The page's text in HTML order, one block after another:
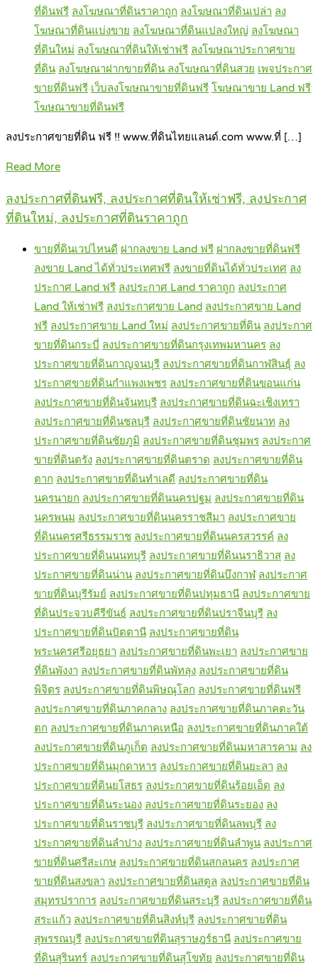
ที่ดินฟรี ลงโฆษณาที่ดินราคาถูก ลงโฆษณาที่ดินเปล่า ลง
โฆษณาที่ดินแบ่งขาย ลงโฆษณาที่ดินแปลงใหญ่ ลงโฆษณา
ที่ดินใหม่ ลงโฆษณาที่ดินให้เช่าฟรี ลงโฆษณาประกาศขาย
ที่ดิน ลงโฆษณาฝากขายที่ดิน ลงโฆษณาที่ดินสวย เพจประกาศ
ขายที่ดินฟรี เว็บลงโฆษณาขายที่ดินฟรี โฆษณาขาย Land ฟรี
โฆษณาขายที่ดินฟรี
ลงประกาศขายที่ดิน ฟรี !! www.ที่ดินไทยแลนด์.com www.ที่ […]
Read More
ลงประกาศที่ดินฟรี, ลงประกาศที่ดินให้เช่าฟรี, ลงประกาศ
ที่ดินใหม่, ลงประกาศที่ดินราคาถูก
ขายที่ดินเวปไหนดี ฝากลงขาย Land ฟรี ฝากลงขายที่ดินฟรี
ลงขาย Land ได้ทั่วประเทศฟรี ลงขายที่ดินได้ทั่วประเทศ ลง
ประกาศ Land ฟรี ลงประกาศ Land ราคาถูก ลงประกาศ
Land ให้เช่าฟรี ลงประกาศขาย Land ลงประกาศขาย Land
ฟรี ลงประกาศขาย Land ใหม่ ลงประกาศขายที่ดิน ลงประกาศ
ขายที่ดินกระบี่ ลงประกาศขายที่ดินกรุงเทพมหานคร ลง
ประกาศขายที่ดินกาญจนบุรี ลงประกาศขายที่ดินกาฬสินธุ์ ลง
ประกาศขายที่ดินกำแพงเพชร ลงประกาศขายที่ดินขอนแก่น
ลงประกาศขายที่ดินจันทบุรี ลงประกาศขายที่ดินฉะเชิงเทรา
ลงประกาศขายที่ดินชลบุรี ลงประกาศขายที่ดินชัยนาท ลง
ประกาศขายที่ดินชัยภูมิ ลงประกาศขายที่ดินชุมพร ลงประกาศ
ขายที่ดินตรัง ลงประกาศขายที่ดินตราด ลงประกาศขายที่ดิน
ตาก ลงประกาศขายที่ดินทำเลดี ลงประกาศขายที่ดิน
นครนายก ลงประกาศขายที่ดินนครปฐม ลงประกาศขายที่ดิน
นครพนม ลงประกาศขายที่ดินนครราชสีมา ลงประกาศขาย
ที่ดินนครศรีธรรมราช ลงประกาศขายที่ดินนครสวรรค์ ลง
ประกาศขายที่ดินนนทบุรี ลงประกาศขายที่ดินนราธิวาส ลง
ประกาศขายที่ดินน่าน ลงประกาศขายที่ดินบึงกาฬ ลงประกาศ
ขายที่ดินบุรีรัมย์ ลงประกาศขายที่ดินปทุมธานี ลงประกาศขาย
ที่ดินประจวบคีรีขันธ์ ลงประกาศขายที่ดินปราจีนบุรี ลง
ประกาศขายที่ดินปัตตานี ลงประกาศขายที่ดิน
พระนครศรีอยุธยา ลงประกาศขายที่ดินพะเยา ลงประกาศขาย
ที่ดินพังงา ลงประกาศขายที่ดินพัทลุง ลงประกาศขายที่ดิน
พิจิตร ลงประกาศขายที่ดินพิษณุโลก ลงประกาศขายที่ดินฟรี
ลงประกาศขายที่ดินภาคกลาง ลงประกาศขายที่ดินภาคตะวัน
ตก ลงประกาศขายที่ดินภาคเหนือ ลงประกาศขายที่ดินภาคใต้
ลงประกาศขายที่ดินภูเก็ต ลงประกาศขายที่ดินมหาสารคาม ลง
ประกาศขายที่ดินมุกดาหาร ลงประกาศขายที่ดินยะลา ลง
ประกาศขายที่ดินยโสธร ลงประกาศขายที่ดินร้อยเอ็ด ลง
ประกาศขายที่ดินระนอง ลงประกาศขายที่ดินระยอง ลง
ประกาศขายที่ดินราชบุรี ลงประกาศขายที่ดินลพบุรี ลง
ประกาศขายที่ดินลำปาง ลงประกาศขายที่ดินลำพูน ลงประกาศ
ขายที่ดินศรีสะเกษ ลงประกาศขายที่ดินสกลนคร ลงประกาศ
ขายที่ดินสงขลา ลงประกาศขายที่ดินสตูล ลงประกาศขายที่ดิน
สมุทรปราการ ลงประกาศขายที่ดินสระบุรี ลงประกาศขายที่ดิน
สระแก้ว ลงประกาศขายที่ดินสิงห์บุรี ลงประกาศขายที่ดิน
สุพรรณบุรี ลงประกาศขายที่ดินสุราษฎร์ธานี ลงประกาศขาย
ที่ดินสุรินทร์ ลงประกาศขายที่ดินสุโขทัย ลงประกาศขายที่ดิน